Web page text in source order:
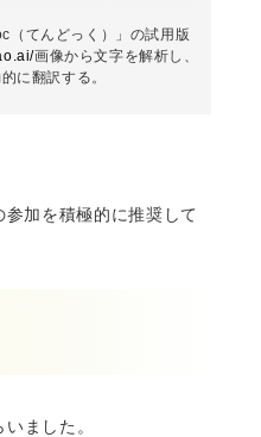
（てんどっく）」の試用版
画像から文字を解析し、
に翻訳する。
加を積極的に推奨して
ました。